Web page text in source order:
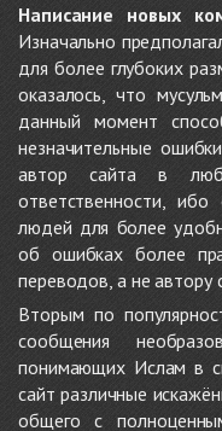
Написание новых
Изначально
для более глубоких
оказалось, что
данный момент
незначительные
автор сайта в
ответственности,
людей для более
об ошибках более
переводов, а не автору
Вторым по
сообщения
понимающих Ислам в
сайт различные
общего с